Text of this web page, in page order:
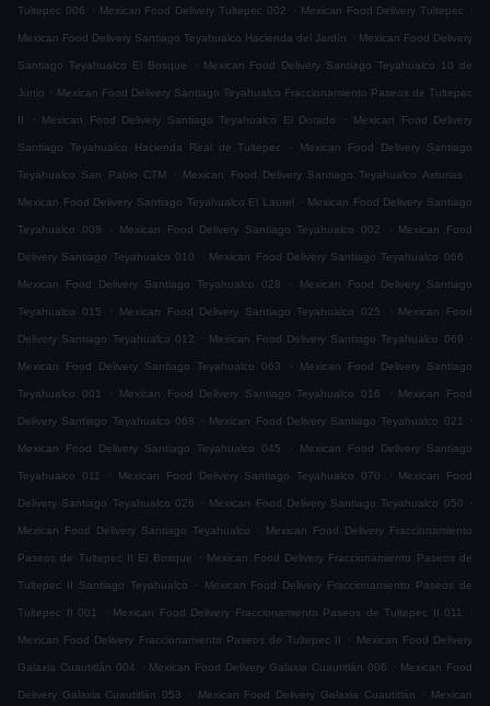
Tultepec 006 . Mexican Food Delivery Tultepec 002 . Mexican Food Delivery Tultepec .
Mexican Food Delivery Santiago Teyahualco Hacienda del Jardín . Mexican Food Delivery
Santiago Teyahualco El Bosque . Mexican Food Delivery Santiago Teyahualco 10 de
Junio . Mexican Food Delivery Santiago Teyahualco Fraccionamiento Paseos de Tultepec
II . Mexican Food Delivery Santiago Teyahualco El Dorado . Mexican Food Delivery
Santiago Teyahualco Hacienda Real de Tultepec . Mexican Food Delivery Santiago
Teyahualco San Pablo CTM . Mexican Food Delivery Santiago Teyahualco Asturias .
Mexican Food Delivery Santiago Teyahualco El Laurel . Mexican Food Delivery Santiago
Teyahualco 008 . Mexican Food Delivery Santiago Teyahualco 002 . Mexican Food
Delivery Santiago Teyahualco 010 . Mexican Food Delivery Santiago Teyahualco 066 .
Mexican Food Delivery Santiago Teyahualco 028 . Mexican Food Delivery Santiago
Teyahualco 015 . Mexican Food Delivery Santiago Teyahualco 025 . Mexican Food
Delivery Santiago Teyahualco 012 . Mexican Food Delivery Santiago Teyahualco 069 .
Mexican Food Delivery Santiago Teyahualco 063 . Mexican Food Delivery Santiago
Teyahualco 001 . Mexican Food Delivery Santiago Teyahualco 016 . Mexican Food
Delivery Santiago Teyahualco 068 . Mexican Food Delivery Santiago Teyahualco 021 .
Mexican Food Delivery Santiago Teyahualco 045 . Mexican Food Delivery Santiago
Teyahualco 011 . Mexican Food Delivery Santiago Teyahualco 070 . Mexican Food
Delivery Santiago Teyahualco 026 . Mexican Food Delivery Santiago Teyahualco 050 .
Mexican Food Delivery Santiago Teyahualco . Mexican Food Delivery Fraccionamiento
Paseos de Tultepec II El Bosque . Mexican Food Delivery Fraccionamiento Paseos de
Tultepec II Santiago Teyahualco . Mexican Food Delivery Fraccionamiento Paseos de
Tultepec II 001 . Mexican Food Delivery Fraccionamiento Paseos de Tultepec II 011 .
Mexican Food Delivery Fraccionamiento Paseos de Tultepec II . Mexican Food Delivery
Galaxia Cuautitlán 004 . Mexican Food Delivery Galaxia Cuautitlán 006 . Mexican Food
Delivery Galaxia Cuautitlán 053 . Mexican Food Delivery Galaxia Cuautitlán . Mexican